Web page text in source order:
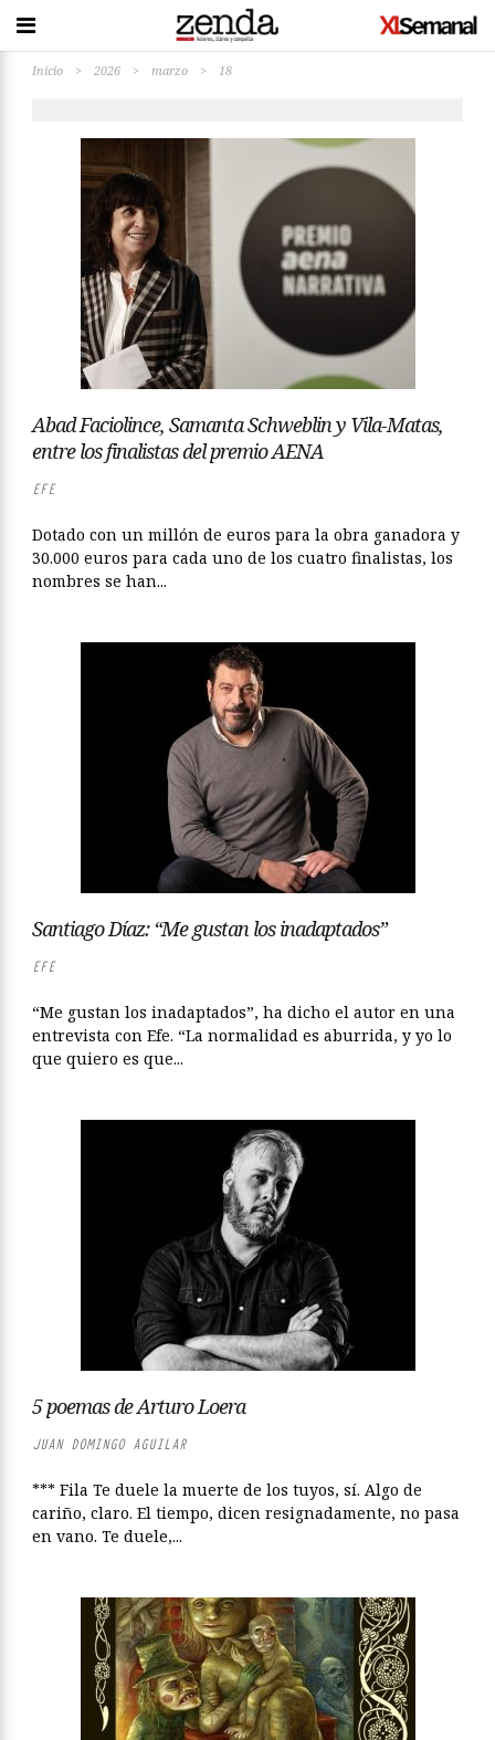
Inicio > 2026 > marzo > 18
Abad Faciolince, Samanta Schweblin y Vila-Matas,
entre los finalistas del premio AENA
EFE
Dotado con un millón de euros para la obra ganadora y
30.000 euros para cada uno de los cuatro finalistas, los
nombres se han...
Santiago Díaz: “Me gustan los inadaptados”
EFE
“Me gustan los inadaptados”, ha dicho el autor en una
entrevista con Efe. “La normalidad es aburrida, y yo lo
que quiero es que...
5 poemas de Arturo Loera
JUAN DOMINGO AGUILAR
*** Fila Te duele la muerte de los tuyos, sí. Algo de
cariño, claro. El tiempo, dicen resignadamente, no pasa
en vano. Te duele,...